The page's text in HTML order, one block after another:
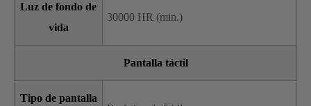
Luz de fondo de
vida
30000 HR (min.)
Pantalla táctil
Tipo de pantalla